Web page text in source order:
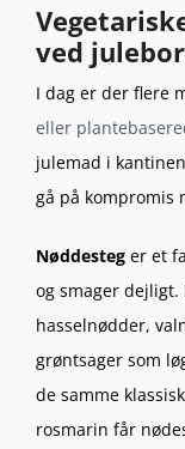
ved
I dag er der flere
eller
julemad i
gå på kompromis
Nøddesteg er et
og smager dejligt.
hasselnødder,
grøntsager som
de samme
rosmarin får